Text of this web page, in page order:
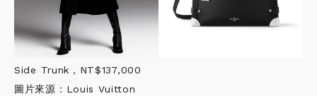
Side Trunk，NT$137,000
圖片來源：Louis Vuitton